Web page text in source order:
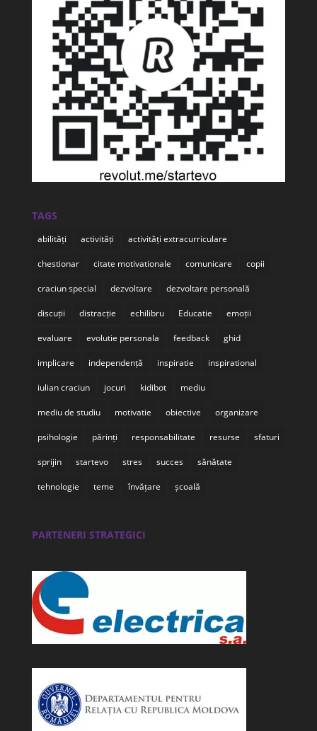
TAGS
abilități activități activități extracurriculare
chestionar citate motivationale comunicare copii
craciun special dezvoltare dezvoltare personală
discuții distracție echilibru Educatie emoții
evaluare evolutie personala feedback ghid
implicare independență inspiratie inspirational
iulian craciun jocuri kidibot mediu
mediu de studiu motivatie obiective organizare
psihologie părinți responsabilitate resurse sfaturi
sprijin startevo stres succes sănătate
tehnologie teme învățare școală
PARTENERI STRATEGICI